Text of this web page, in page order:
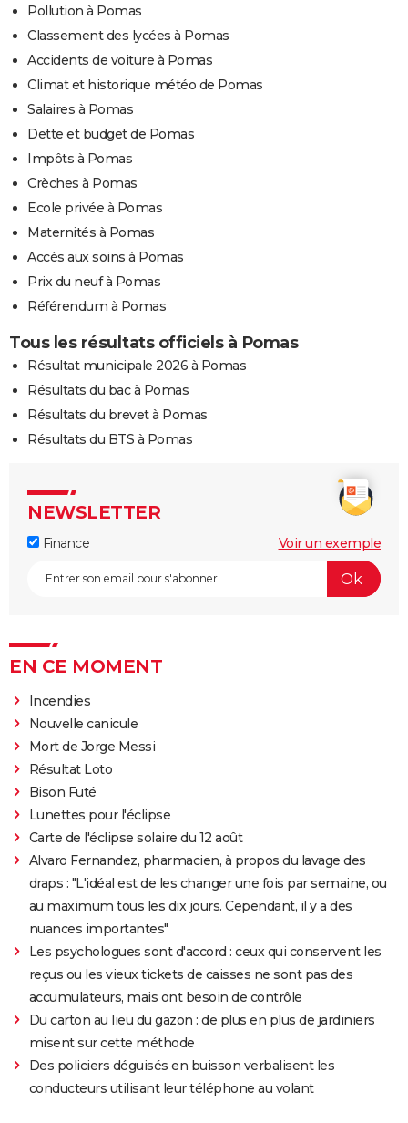
Pollution à Pomas
Classement des lycées à Pomas
Accidents de voiture à Pomas
Climat et historique météo de Pomas
Salaires à Pomas
Dette et budget de Pomas
Impôts à Pomas
Crèches à Pomas
Ecole privée à Pomas
Maternités à Pomas
Accès aux soins à Pomas
Prix du neuf à Pomas
Référendum à Pomas
Tous les résultats officiels à Pomas
Résultat municipale 2026 à Pomas
Résultats du bac à Pomas
Résultats du brevet à Pomas
Résultats du BTS à Pomas
NEWSLETTER
Finance Voir un exemple
EN CE MOMENT
Incendies
Nouvelle canicule
Mort de Jorge Messi
Résultat Loto
Bison Futé
Lunettes pour l'éclipse
Carte de l'éclipse solaire du 12 août
Alvaro Fernandez, pharmacien, à propos du lavage des
draps : "L'idéal est de les changer une fois par semaine, ou
au maximum tous les dix jours. Cependant, il y a des
nuances importantes"
Les psychologues sont d'accord : ceux qui conservent les
reçus ou les vieux tickets de caisses ne sont pas des
accumulateurs, mais ont besoin de contrôle
Du carton au lieu du gazon : de plus en plus de jardiniers
misent sur cette méthode
Des policiers déguisés en buisson verbalisent les
conducteurs utilisant leur téléphone au volant